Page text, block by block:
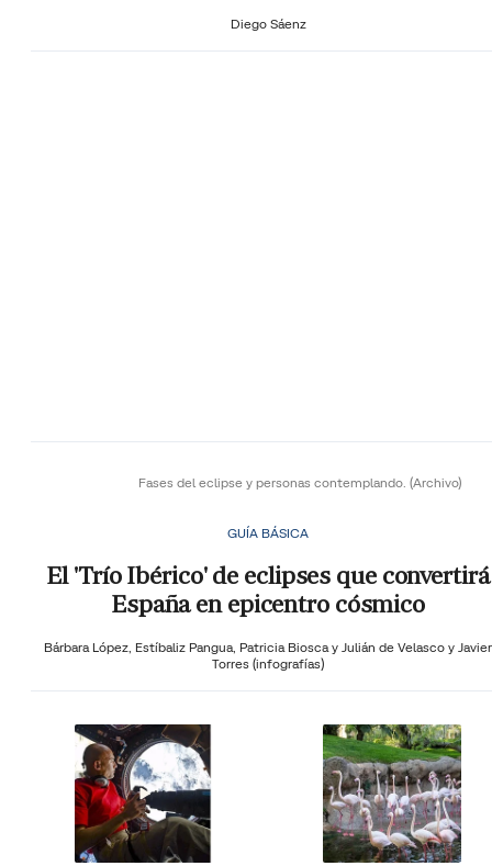
Diego Sáenz
Fases del eclipse y personas contemplando. (Archivo)
GUÍA BÁSICA
El 'Trío Ibérico' de eclipses que convertirá
España en epicentro cósmico
Bárbara López, Estíbaliz Pangua, Patricia Biosca y Julián de Velasco y Javier
Torres (infografías)